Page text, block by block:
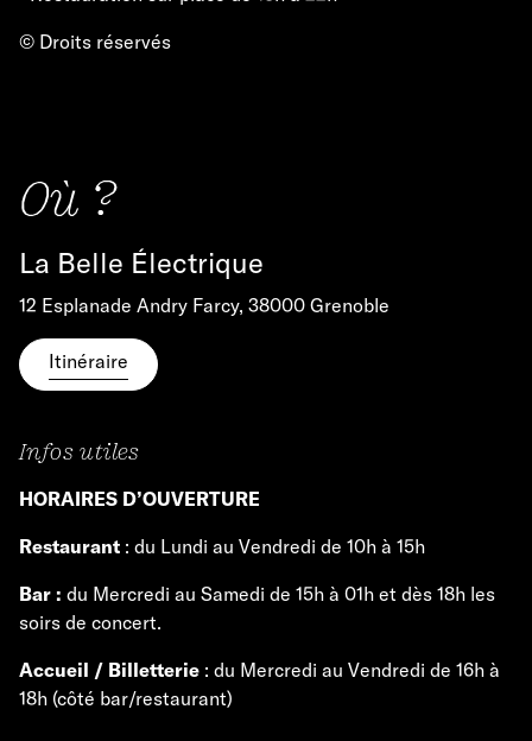
© Droits réservés
Où ?
La Belle Électrique
12 Esplanade Andry Farcy, 38000 Grenoble
Itinéraire
Infos utiles
HORAIRES D’OUVERTURE
Restaurant : du Lundi au Vendredi de 10h à 15h
Bar : du Mercredi au Samedi de 15h à 01h et dès 18h les
soirs de concert.
Accueil / Billetterie : du Mercredi au Vendredi de 16h à
18h (côté bar/restaurant)